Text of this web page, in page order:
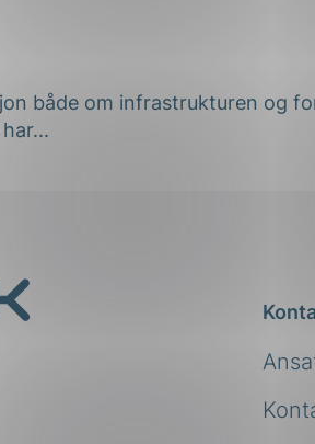
både om infrastrukturen og